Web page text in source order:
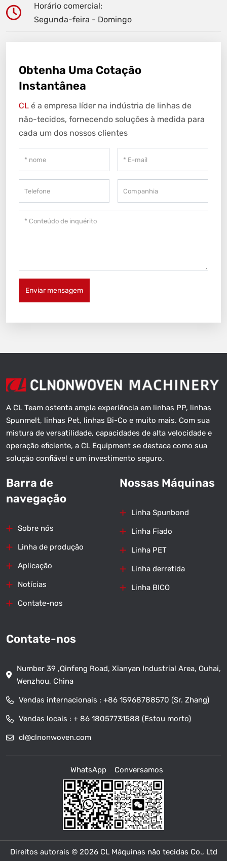
Horário comercial:
Segunda-feira - Domingo
Obtenha Uma Cotação
Instantânea
CL é a empresa líder na indústria de linhas de
não-tecidos, fornecendo soluções à medida para
cada um dos nossos clientes
Enviar mensagem
A CL Team ostenta ampla experiência em linhas PP, linhas
Spunmelt, linhas Pet, linhas Bi-Co e muito mais. Com sua
mistura de versatilidade, capacidades de alta velocidade e
operação eficiente, a CL Equipment se destaca como sua
solução confiável e um investimento seguro.
Barra de
navegação
Sobre nós
Linha de produção
Aplicação
Notícias
Contate-nos
Nossas Máquinas
Linha Spunbond
Linha Fiado
Linha PET
Linha derretida
Linha BICO
Contate-nos
Number 39 ,Qinfeng Road, Xianyan Industrial Area, Ouhai,
Wenzhou, China
Vendas internacionais : +86 15968788570 (Sr. Zhang)
Vendas locais : + 86 18057731588 (Estou morto)
cl@clnonwoven.com
WhatsApp Conversamos
Direitos autorais © 2026 CL Máquinas não tecidas Co., Ltd